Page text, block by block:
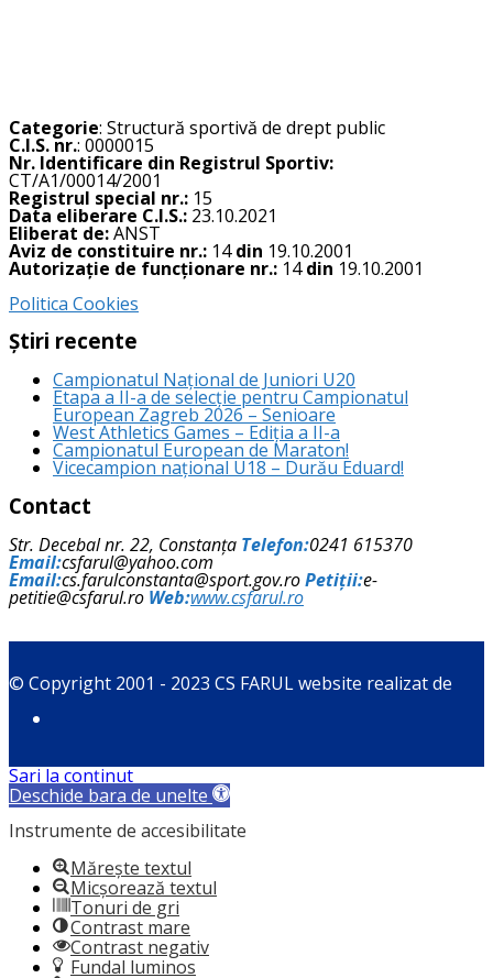
Categorie: Structură sportivă de drept public
C.I.S. nr.: 0000015
Nr. Identificare din Registrul Sportiv:
CT/A1/00014/2001
Registrul special nr.: 15
Data eliberare C.I.S.: 23.10.2021
Eliberat de:ANST
Aviz de constituire nr.: 14din 19.10.2001
Autorizație de funcționare nr.: 14din 19.10.2001
Politica Cookies
Știri recente
Campionatul Național de Juniori U20
Etapa a II-a de selecție pentru Campionatul
European Zagreb 2026 – Senioare
West Athletics Games – Ediția a II-a
Campionatul European de Maraton!
Vicecampion național U18 – Durău Eduard!
Contact
Str. Decebal nr. 22, Constanța Telefon:0241 615370
Email:csfarul@yahoo.com
Email:cs.farulconstanta@sport.gov.roPetiții:e-
petitie@csfarul.ro Web:www.csfarul.ro
© Copyright 2001 - 2023 CS FARUL website realizat de
Sari la conținut
Deschide bara de unelte
Instrumente de accesibilitate
Mărește textul
Micșorează textul
Tonuri de gri
Contrast mare
Contrast negativ
Fundal luminos